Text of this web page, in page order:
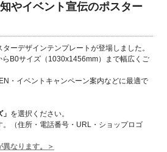
やイベント宣伝のポスター
ーデザインテンプレートが登場しました。
B0サイズ（1030x1456mm）まで幅広くご
・イベントキャンペーン案内などに最適で
を選択ください。
。（住所・電話番号・URL・ショップロゴ
なります。＞